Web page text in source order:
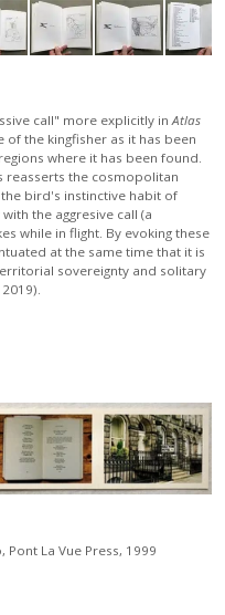
call" more explicitly in Atlas
of the kingfisher as it has been
where it has been found.
reasserts the cosmopolitan
bird's instinctive habit of
the aggresive call (a
while in flight. By evoking these
at the same time that it is
sovereignty and solitary
La Vue Press, 1999